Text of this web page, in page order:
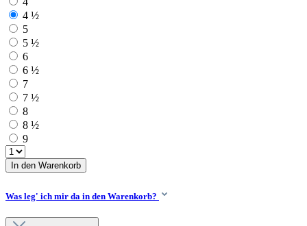
4 ½
5
5 ½
6
6 ½
7
7 ½
8
8 ½
9
In den Warenkorb
Was leg' ich mir da in den Warenkorb?